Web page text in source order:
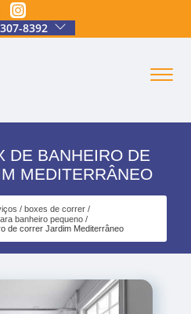
8392
DE BANHEIRO DE
MEDITERRÂNEO
boxes de correr
banheiro pequeno
de correr Jardim Mediterrâneo